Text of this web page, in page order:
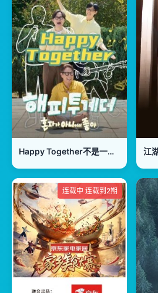
Happy Together不是一个人真好 江
连载中 连载到2期